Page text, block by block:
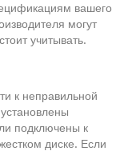
вашего
могут
учитывать.
к неправильной
подключены к
диске. Если